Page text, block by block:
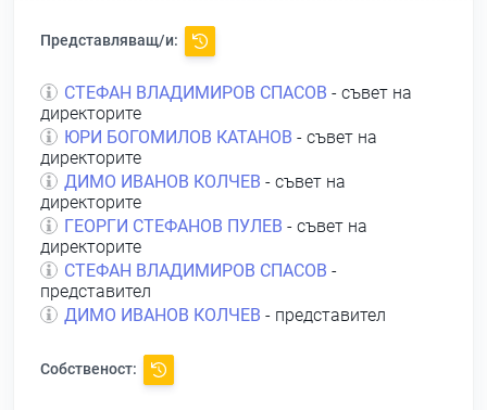
Представляващ/и:
СТЕФАН ВЛАДИМИРОВ СПАСОВ - съвет на
директорите
ЮРИ БОГОМИЛОВ КАТАНОВ - съвет на
директорите
ДИМО ИВАНОВ КОЛЧЕВ - съвет на
директорите
ГЕОРГИ СТЕФАНОВ ПУЛЕВ - съвет на
директорите
СТЕФАН ВЛАДИМИРОВ СПАСОВ -
представител
ДИМО ИВАНОВ КОЛЧЕВ - представител
Собственост: